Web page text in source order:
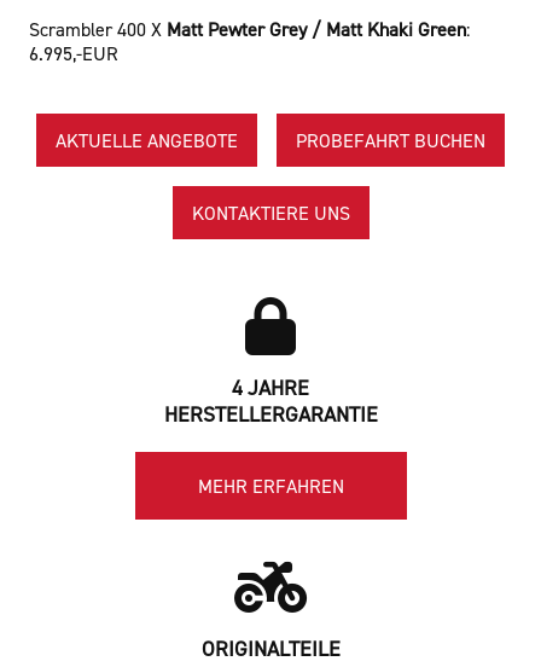
Scrambler 400 X Matt Pewter Grey / Matt Khaki Green:
6.995,-EUR
PROBEFAHRT BUCHEN
AKTUELLE ANGEBOTE
KONTAKTIERE UNS
4 JAHRE
HERSTELLERGARANTIE
MEHR ERFAHREN
ORIGINALTEILE